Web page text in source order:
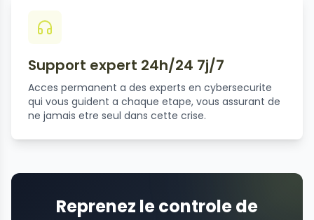
Support expert 24h/24 7j/7
Acces permanent a des experts en cybersecurite
qui vous guident a chaque etape, vous assurant de
ne jamais etre seul dans cette crise.
Reprenez le controle de